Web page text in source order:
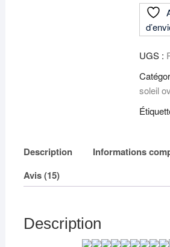
soleil
UGS :
soleil
Description
Informations
Avis (15)
Description